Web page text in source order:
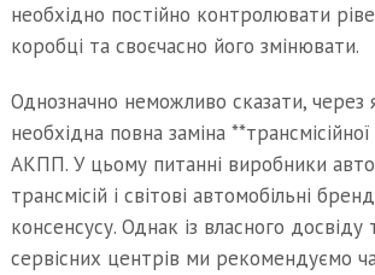
необхідно постійно контролювати
коробці та своєчасно його змінювати.
Однозначно неможливо сказати, через
необхідна повна заміна
АКПП. У цьому питанні виробники
трансмісій і світові автомобільні
консенсусу. Однак із власного досвіду
сервісних центрів ми рекомендуємо